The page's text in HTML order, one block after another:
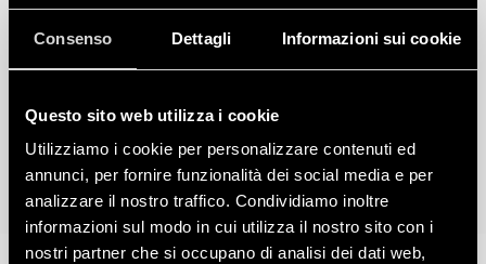
Consenso Dettagli Informazioni sui cookie
Questo sito web utilizza i cookie
Utilizziamo i cookie per personalizzare contenuti ed
annunci, per fornire funzionalità dei social media e per
analizzare il nostro traffico. Condividiamo inoltre
informazioni sul modo in cui utilizza il nostro sito con i
nostri partner che si occupano di analisi dei dati web,